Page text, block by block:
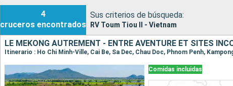
4
cruceros encontrados
Sus criterios de búsqueda:
RV Toum Tiou II - Vietnam
LE MÉKONG AUTREMENT - ENTRE AVENTURE ET SITES
Itinerario : Ho Chi Minh-Ville, Cai Be, Sa Dec, Chau Doc, Phnom Penh,
Comidas incluidas